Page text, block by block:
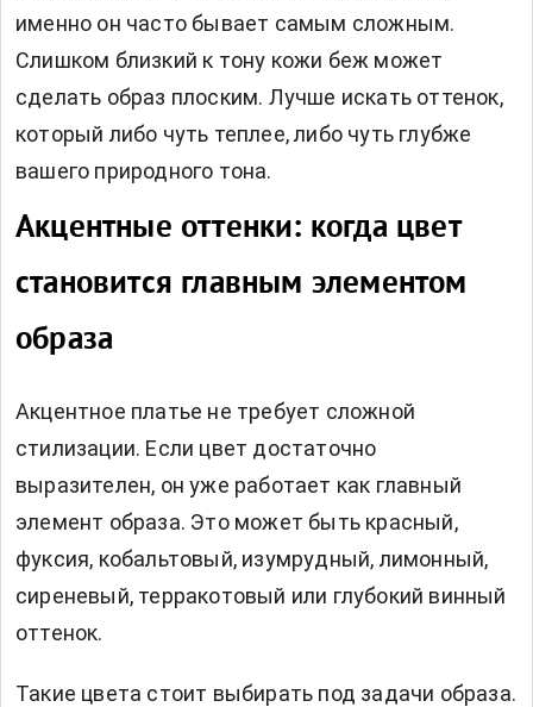
именно он часто бывает самым сложным.
Слишком близкий к тону кожи беж может
сделать образ плоским. Лучше искать оттенок,
который либо чуть теплее, либо чуть глубже
вашего природного тона.
Акцентные оттенки: когда цвет
становится главным элементом
образа
Акцентное платье не требует сложной
стилизации. Если цвет достаточно
выразителен, он уже работает как главный
элемент образа. Это может быть красный,
фуксия, кобальтовый, изумрудный, лимонный,
сиреневый, терракотовый или глубокий винный
оттенок.
Такие цвета стоит выбирать под задачи образа.